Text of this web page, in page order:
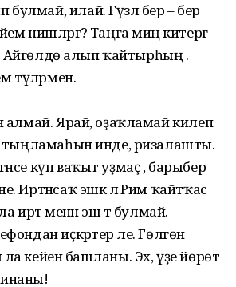
илай. Гүзәл бер – бер
нишләргә? Таңға миңә китергә
Айгөлдө алып ҡайтырһың .
түләрмен.
алмай. Ярай, оҙаҡламай килеп
тыңламаһын инде, ризалашты.
күп ваҡыт уҙмаҫ , барыбер
Иртәнсаҡ эшкә лә Рим ҡайтҡас
иртә менән эш тә булмай.
иҫкәртер әле. Гөлгөнә
кейенә башланы. Эх, үҙе йөрөтә